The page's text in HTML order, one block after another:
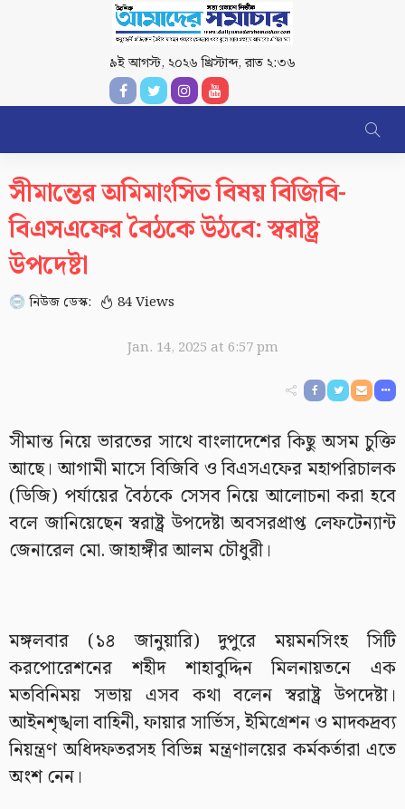
৯ই আগস্ট, ২০২৬ খ্রিস্টাব্দ,রাত ২:৩৬
সীমান্তের অমিমাংসিত বিষয় বিজিবি-
বিএসএফের বৈঠকে উঠবে: স্বরাষ্ট্র
উপদেষ্টা
নিউজ ডেস্ক: 84 Views
Jan. 14, 2025 at 6:57 pm
সীমান্ত নিয়ে ভারতের সাথে বাংলাদেশের কিছু অসম চুক্তি
আছে। আগামী মাসে বিজিবি ও বিএসএফের মহাপরিচালক
(ডিজি) পর্যায়ের বৈঠকে সেসব নিয়ে আলোচনা করা হবে
বলে জানিয়েছেন স্বরাষ্ট্র উপদেষ্টা অবসরপ্রাপ্ত লেফটেন্যান্ট
জেনারেল মো. জাহাঙ্গীর আলম চৌধুরী।
মঙ্গলবার (১৪ জানুয়ারি) দুপুরে ময়মনসিংহ সিটি
করপোরেশনের শহীদ শাহাবুদ্দিন মিলনায়তনে এক
মতবিনিময় সভায় এসব কথা বলেন স্বরাষ্ট্র উপদেষ্টা।
আইনশৃঙ্খলা বাহিনী, ফায়ার সার্ভিস, ইমিগ্রেশন ও মাদকদ্রব্য
নিয়ন্ত্রণ অধিদফতরসহ বিভিন্ন মন্ত্রণালয়ের কর্মকর্তারা এতে
অংশ নেন।